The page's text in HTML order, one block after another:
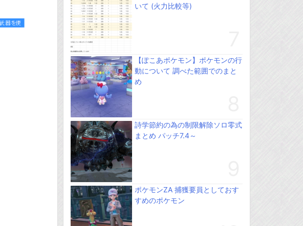
いて (火力比較等)
【ぽこあポケモン】ポケモンの行
動について 調べた範囲でのまと
め
詩学節約の為の制限解除ソロ零式
まとめ パッチ7.4～
ポケモンZA 捕獲要員としておす
すめのポケモン